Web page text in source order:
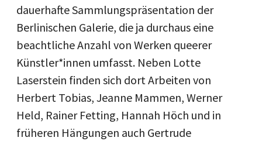
dauerhafte Sammlungspräsentation der
Berlinischen Galerie, die ja durchaus eine
beachtliche Anzahl von Werken queerer
Künstler*innen umfasst. Neben Lotte
Laserstein finden sich dort Arbeiten von
Herbert Tobias, Jeanne Mammen, Werner
Held, Rainer Fetting, Hannah Höch und in
früheren Hängungen auch Gertrude